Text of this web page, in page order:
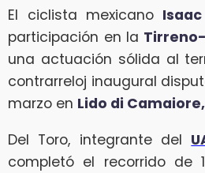
El ciclista mexicano
participación en la
una actuación sólida al
contrarreloj inaugural
marzo en Lido di
Del Toro, integrante del
completó el recorrido de